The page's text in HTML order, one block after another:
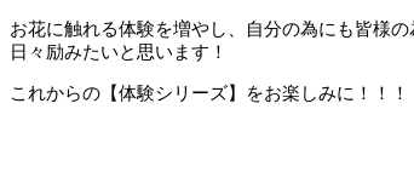
お花に触れる体験を増やし、自分の為にも皆様
日々励みたいと思います！
これからの【体験シリーズ】をお楽しみに！！！